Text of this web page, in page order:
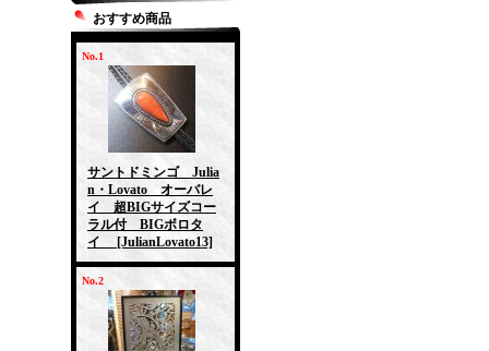
おすすめ商品
No.1
サントドミンゴ Julia
n・Lovato オーバレ
イ 超BIGサイズコー
ラル付 BIGボロタ
イ
[JulianLovato13]
No.2